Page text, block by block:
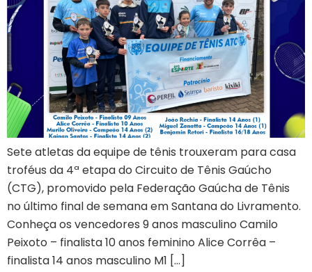
Sete atletas da equipe de tênis trouxeram para casa
troféus da 4ª etapa do Circuito de Tênis Gaúcho
(CTG), promovido pela Federação Gaúcha de Tênis
no último final de semana em Santana do Livramento.
Conheça os vencedores 9 anos masculino Camilo
Peixoto – finalista 10 anos feminino Alice Corrêa –
finalista 14 anos masculino M1 […]